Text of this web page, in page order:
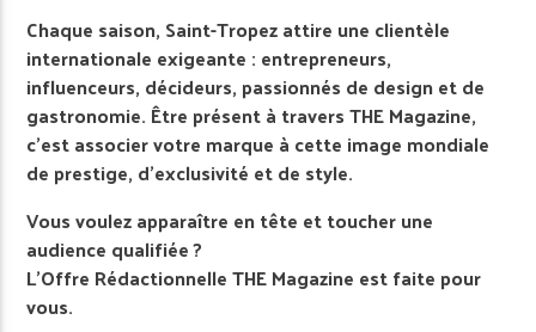
Chaque saison, Saint-Tropez attire une clientèle
internationale exigeante : entrepreneurs,
influenceurs, décideurs, passionnés de design et de
gastronomie. Être présent à travers THE Magazine,
c’est associer votre marque à cette image mondiale
de prestige, d’exclusivité et de style.
Vous voulez apparaître en tête et toucher une
audience qualifiée ?
L’Offre Rédactionnelle THE Magazine est faite pour
vous.